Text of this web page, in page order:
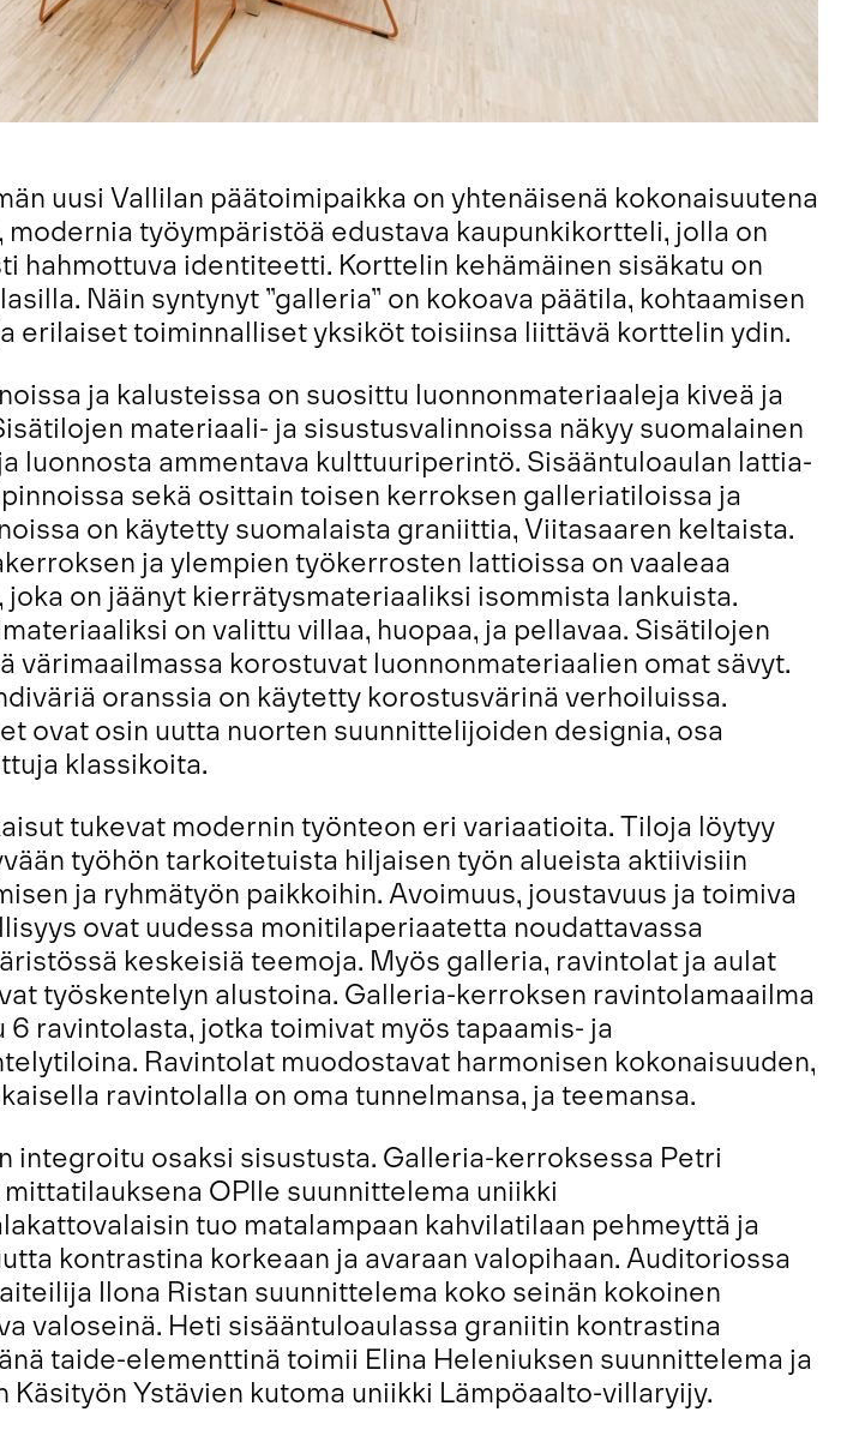
uusi Vallilan päätoimipaikka on yhtenäisenä kokonaisuutena
modernia työympäristöä edustava kaupunkikortteli, jolla on
hahmottuva identiteetti. Korttelin kehämäinen sisäkatu on
Näin syntynyt ”galleria” on kokoava päätila, kohtaamisen
erilaiset toiminnalliset yksiköt toisiinsa liittävä korttelin ydin.
ja kalusteissa on suosittu luonnonmateriaaleja kiveä ja
materiaali- ja sisustusvalinnoissa näkyy suomalainen
luonnosta ammentava kulttuuriperintö. Sisääntuloaulan lattia-
sekä osittain toisen kerroksen galleriatiloissa ja
on käytetty suomalaista graniittia, Viitasaaren keltaista.
ja ylempien työkerrosten lattioissa on vaaleaa
joka on jäänyt kierrätysmateriaaliksi isommista lankuista.
on valittu villaa, huopaa, ja pellavaa. Sisätilojen
värimaailmassa korostuvat luonnonmateriaalien omat sävyt.
oranssia on käytetty korostusvärinä verhoiluissa.
ovat osin uutta nuorten suunnittelijoiden designia, osa
klassikoita.
tukevat modernin työnteon eri variaatioita. Tiloja löytyy
työhön tarkoitetuista hiljaisen työn alueista aktiivisiin
ja ryhmätyön paikkoihin. Avoimuus, joustavuus ja toimiva
ovat uudessa monitilaperiaatetta noudattavassa
keskeisiä teemoja. Myös galleria, ravintolat ja aulat
työskentelyn alustoina. Galleria-kerroksen ravintolamaailma
6 ravintolasta, jotka toimivat myös tapaamis- ja
Ravintolat muodostavat harmonisen kokonaisuuden,
ravintolalla on oma tunnelmansa, ja teemansa.
integroitu osaksi sisustusta. Galleria-kerroksessa Petri
OPlle suunnittelema uniikki
tuo matalampaan kahvilatilaan pehmeyttä ja
kontrastina korkeaan ja avaraan valopihaan. Auditoriossa
Ilona Ristan suunnittelema koko seinän kokoinen
valoseinä. Heti sisääntuloaulassa graniitin kontrastina
taide-elementtinä toimii Elina Heleniuksen suunnittelema ja
Käsityön Ystävien kutoma uniikki Lämpöaalto-villaryijy.